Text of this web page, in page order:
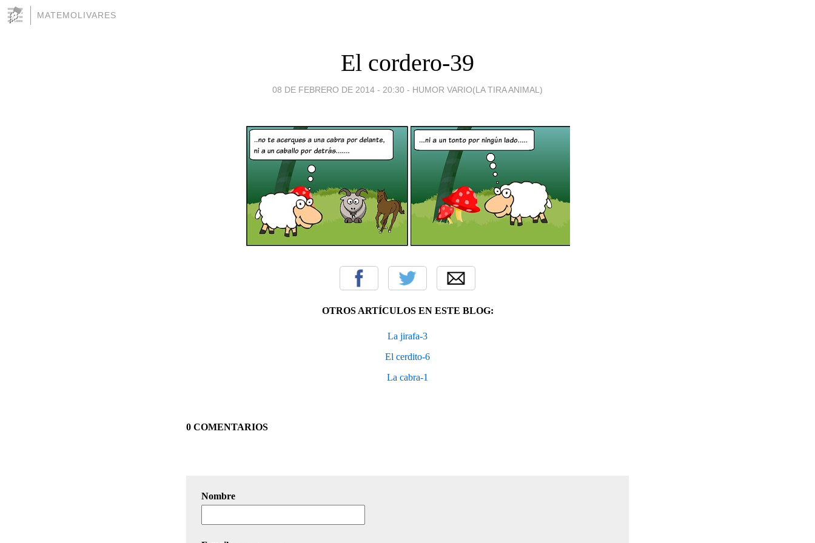
MATEMOLIVARES
El cordero-39
08 DE FEBRERO DE 2014 - 20:30 - HUMOR VARIO(LA TIRA ANIMAL)
OTROS ARTÍCULOS EN ESTE BLOG:
La jirafa-3
El cerdito-6
La cabra-1
0 COMENTARIOS
Nombre